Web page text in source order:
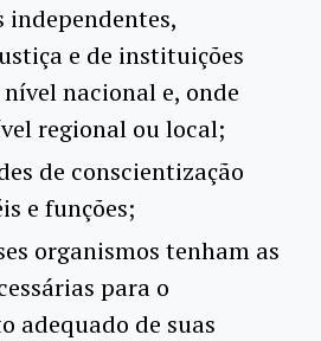
independentes,
e de instituições
nacional e, onde
regional ou local;
de conscientização
e funções;
organismos tenham as
para o
adequado de suas